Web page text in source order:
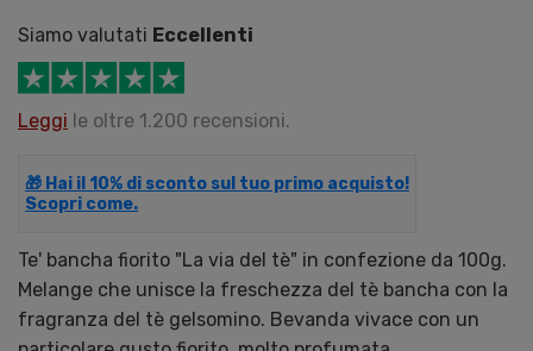
Siamo valutati Eccellenti
Leggi le oltre 1.200 recensioni.
🎁 Hai il 10% di sconto sul tuo primo acquisto!
Scopri come.
Te' bancha fiorito "La via del tè" in confezione da 100g.
Melange che unisce la freschezza del tè bancha con la
fragranza del tè gelsomino. Bevanda vivace con un